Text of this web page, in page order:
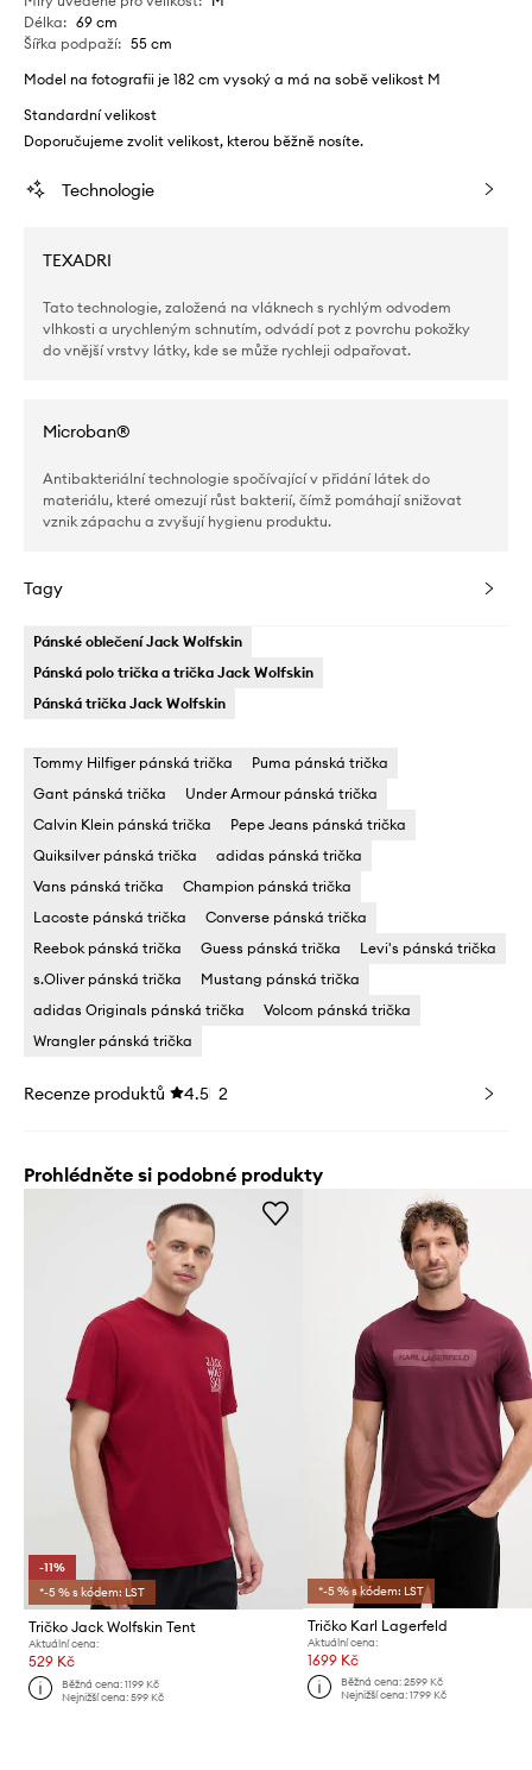
Délka: 69 cm
Šířka podpaží: 55 cm
Model na fotografii je 182 cm vysoký a má na sobě velikost M
Standardní velikost
Doporučujeme zvolit velikost, kterou běžně nosíte.
Technologie
TEXADRI
Tato technologie, založená na vláknech s rychlým odvodem
vlhkosti a urychleným schnutím, odvádí pot z povrchu pokožky
do vnější vrstvy látky, kde se může rychleji odpařovat.
Microban®
Antibakteriální technologie spočívající v přidání látek do
materiálu, které omezují růst bakterií, čímž pomáhají snižovat
vznik zápachu a zvyšují hygienu produktu.
Tagy
Pánské oblečení Jack Wolfskin
Pánská polo trička a trička Jack Wolfskin
Pánská trička Jack Wolfskin
Tommy Hilfiger pánská trička
Puma pánská trička
Gant pánská trička
Under Armour pánská trička
Calvin Klein pánská trička
Pepe Jeans pánská trička
Quiksilver pánská trička
adidas pánská trička
Vans pánská trička
Champion pánská trička
Lacoste pánská trička
Converse pánská trička
Reebok pánská trička
Guess pánská trička
Levi's pánská trička
s.Oliver pánská trička
Mustang pánská trička
adidas Originals pánská trička
Volcom pánská trička
Wrangler pánská trička
Recenze produktů 4.5 2
Prohlédněte si podobné produkty
-11%
*-5 % s kódem: LST
Tričko Jack Wolfskin Tent
Aktuální cena:
529 Kč
Běžná cena:1199 Kč
Nejnižší cena:599 Kč
*-5 % s kódem: LST
Tričko Karl Lagerfeld
Aktuální cena:
1699 Kč
Běžná cena: 2599 Kč
Nejnižší cena: 1799 Kč